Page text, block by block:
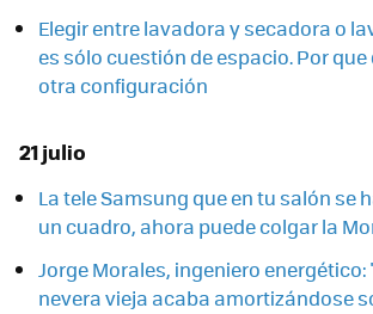
Elegir entre lavadora y secadora o
es sólo cuestión de espacio. Por
otra configuración
21 julio
La tele Samsung que en tu salón se
un cuadro, ahora puede colgar la
Jorge Morales, ingeniero
nevera vieja acaba amortizándose